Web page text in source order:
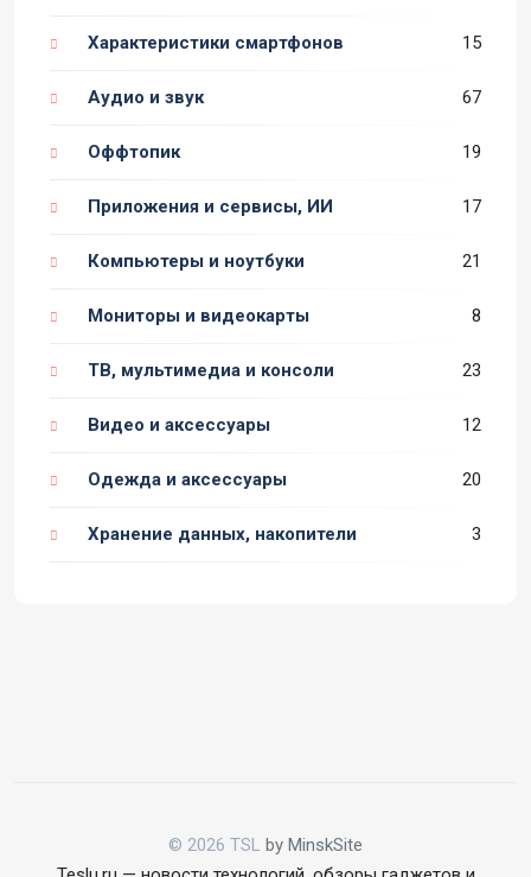
Характеристики смартфонов 15
Аудио и звук 67
Оффтопик 19
Приложения и сервисы, ИИ 17
Компьютеры и ноутбуки 21
Мониторы и видеокарты 8
ТВ, мультимедиа и консоли 23
Видео и аксессуары 12
Одежда и аксессуары 20
Хранение данных, накопители 3
© 2026 TSL by MinskSite